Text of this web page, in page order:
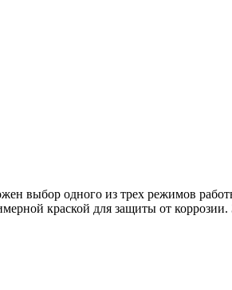
выбор одного из трех режимов
краской для защиты от